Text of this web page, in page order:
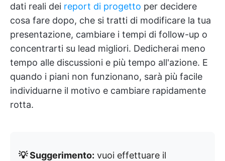
dati reali dei report di progetto per decidere
cosa fare dopo, che si tratti di modificare la tua
presentazione, cambiare i tempi di follow-up o
concentrarti su lead migliori. Dedicherai meno
tempo alle discussioni e più tempo all'azione. E
quando i piani non funzionano, sarà più facile
individuarne il motivo e cambiare rapidamente
rotta.
💡 Suggerimento: vuoi effettuare il